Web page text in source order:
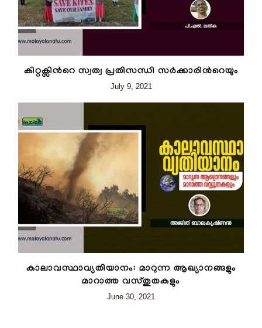
കിറ്റക്സിന്‍റെ സ്വത്വ പ്രതിസന്ധി സര്‍ക്കാരിന്‍റെയും
July 9, 2021
കാലാവസ്ഥാവ്യതിയാനം: മാറുന്ന ആഖ്യാനങ്ങളും
മാറാത്ത വസ്തുതകളും
June 30, 2021